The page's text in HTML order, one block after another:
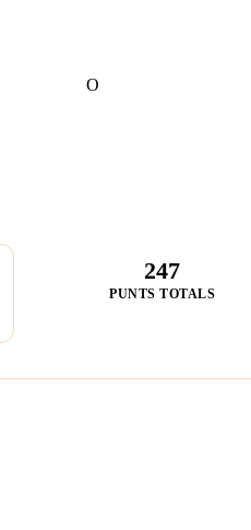
O
247
PUNTS TOTALS